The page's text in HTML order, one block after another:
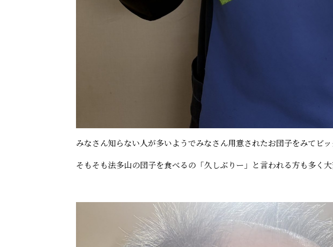
みなさん知らない人が多いようでみなさん用意されたお団子をみてビ
そもそも法多山の団子を食べるの「久しぶりー」と言われる方も多く大